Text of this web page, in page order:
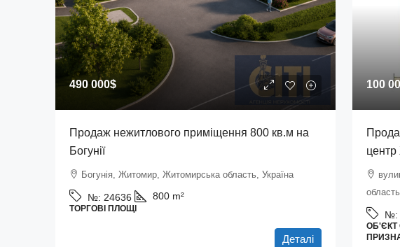
490 000$
Продаж нежитлового приміщення 800 кв.м на
Богунії
Богунія, Житомир, Житомирська область, Україна
№: 24636 800 m²
ТОРГОВІ ПЛОЩІ
Деталі
100
№:
ОБ'ЄКТ